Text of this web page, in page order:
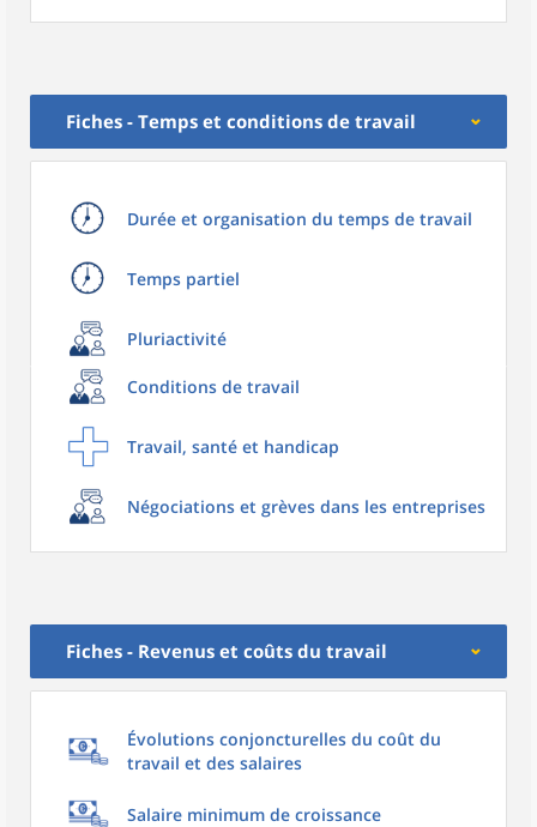
Fiches - Temps et conditions de travail
Durée et organisation du temps de travail
Temps partiel
Pluriactivité
Conditions de travail
Travail, santé et handicap
Négociations et grèves dans les entreprises
Fiches - Revenus et coûts du travail
Évolutions conjoncturelles du coût du
travail et des salaires
Salaire minimum de croissance